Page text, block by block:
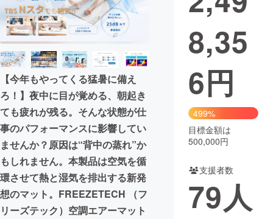
映像・映画
ビジネス・起業
まちづくり・地域活性化
CAMPFIRE for Social Good
CAMPFIRE Creation
CAMPFIREふるさと納税machi-ya コミュニティ
【今年もやってくる猛暑に備え
ろ！】夜中に目が覚める、朝起き
ても疲れが残る。そんな状態が仕
事のパフォーマンスに影響してい
ませんか？原因は“背中の蒸れ”か
もしれません。本製品は空気を循
環させて熱と湿気を排出する新発
想のマット。FREEZETECH （フ
リーズテック）空調エアーマット
8,35
6円
499%
目標金額は
500,000円
支援者数
79人